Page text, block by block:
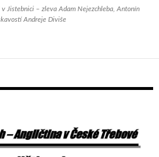
Jistebnici – zleva Adam Nejezchleba, Antonín
Andreje Diviše